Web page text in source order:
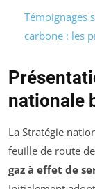
Témoignages
carbone : les
nationale
La Stratégie
feuille de route
gaz à effet de